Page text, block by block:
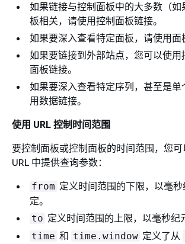
如果链接与控制面板中的大多数（如
板相关，请使用控制面板链接。
如果要深入查看特定面板，请使用面
如果要链接到外部站点，您可以使用
面板链接。
如果要深入查看特定序列，甚至是单
用数据链接。
使用 URL 控制时间范围
要控制面板或控制面板的时间范围，您
URL 中提供查询参数：
from 定义时间范围的下限，以毫
定。
to 定义时间范围的上限，以毫秒纪
time 和 time.window 定义了从